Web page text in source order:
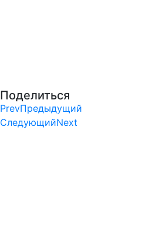
Поделиться
PrevПредыдущий
СледующийNext